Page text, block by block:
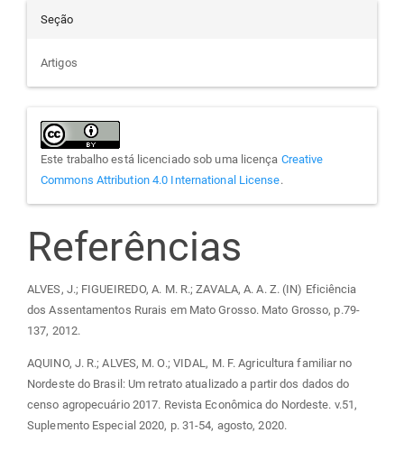
Seção
Artigos
Este trabalho está licenciado sob uma licença Creative
Commons Attribution 4.0 International License.
Referências
ALVES, J.; FIGUEIREDO, A. M. R.; ZAVALA, A. A. Z. (IN) Eficiência
dos Assentamentos Rurais em Mato Grosso. Mato Grosso, p.79-
137, 2012.
AQUINO, J. R.; ALVES, M. O.; VIDAL, M. F. Agricultura familiar no
Nordeste do Brasil: Um retrato atualizado a partir dos dados do
censo agropecuário 2017. Revista Econômica do Nordeste. v.51,
Suplemento Especial 2020, p. 31-54, agosto, 2020.